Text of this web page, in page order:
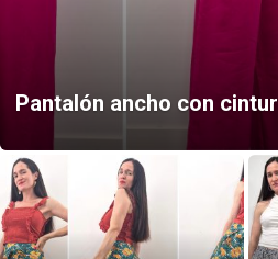
Pantalón ancho con